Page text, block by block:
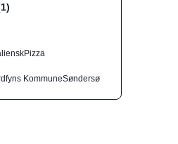
Pizza
KommuneSøndersø